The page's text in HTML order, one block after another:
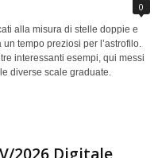
0
alla misura di stelle doppie e
tempo preziosi per l’astrofilo.
interessanti esempi, qui messi
diverse scale graduate.